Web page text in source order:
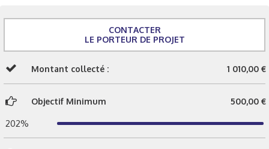
CONTACTER
LE PORTEUR DE PROJET
Montant collecté : 1 010,00 €
Objectif Minimum 500,00 €
202%